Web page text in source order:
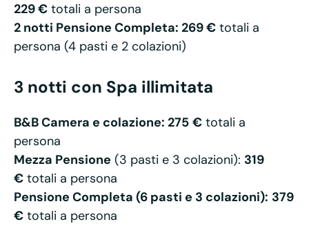
229 € totali a persona
2 notti Pensione Completa: 269 € totali a
persona (4 pasti e 2 colazioni)
3 notti con Spa illimitata
B&B Camera e colazione: 275 € totali a
persona
Mezza Pensione (3 pasti e 3 colazioni): 319
€ totali a persona
Pensione Completa (6 pasti e 3 colazioni): 379
€ totali a persona